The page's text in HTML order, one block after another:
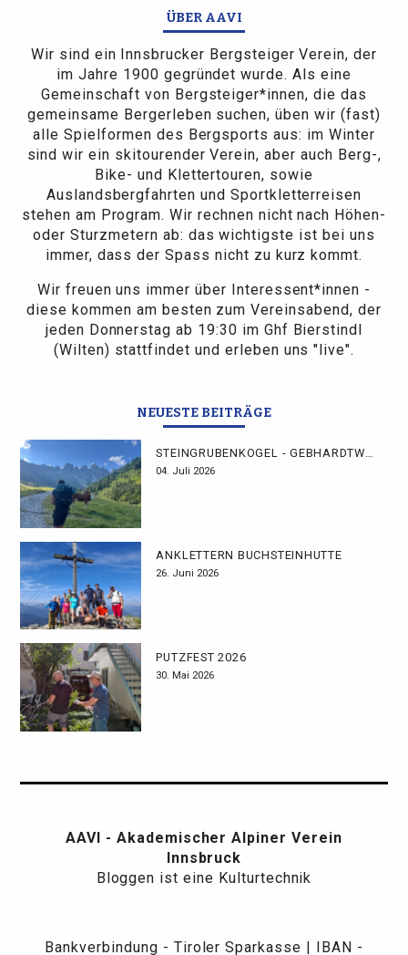
ÜBER AAVI
Wir sind ein Innsbrucker Bergsteiger Verein, der
im Jahre 1900 gegründet wurde. Als eine
Gemeinschaft von Bergsteiger*innen, die das
gemeinsame Bergerleben suchen, üben wir (fast)
alle Spielformen des Bergsports aus: im Winter
sind wir ein skitourender Verein, aber auch Berg-,
Bike- und Klettertouren, sowie
Auslandsbergfahrten und Sportkletterreisen
stehen am Program. Wir rechnen nicht nach Höhen-
oder Sturzmetern ab: das wichtigste ist bei uns
immer, dass der Spass nicht zu kurz kommt.
Wir freuen uns immer über Interessent*innen -
diese kommen am besten zum Vereinsabend, der
jeden Donnerstag ab 19:30 im Ghf Bierstindl
(Wilten) stattfindet und erleben uns "live".
NEUESTE BEITRÄGE
STEINGRUBENKOGEL - GEBHARDTWEG
04. Juli 2026
ANKLETTERN BUCHSTEINHÜTTE
26. Juni 2026
PUTZFEST 2026
30. Mai 2026
AAVI - Akademischer Alpiner Verein
Innsbruck
Bloggen ist eine Kulturtechnik
Bankverbindung - Tiroler Sparkasse | IBAN -